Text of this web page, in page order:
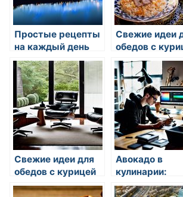
Простые рецепты
на каждый день
Свежие идеи
обедов с
Свежие идеи для
обедов с курицей
Авокадо в
кулинарии:
простые